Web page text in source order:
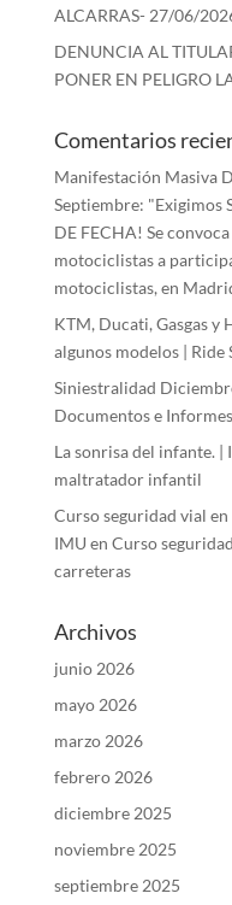
ALCARRAS- 27/06/
DENUNCIA AL
PONER EN PELIGRO
Comentarios
Manifestación Masiva
Septiembre: "Exigimos
DE FECHA! Se
motociclistas a
motociclistas, en
KTM, Ducati, Gasgas y
algunos modelos | Ride
Siniestralidad
Documentos e Informes
La sonrisa del infante. |
maltratador infantil
Curso seguridad vial
IMU en Curso
carreteras
Archivos
junio 2026
mayo 2026
marzo 2026
febrero 2026
diciembre 2025
noviembre 2025
septiembre 2025